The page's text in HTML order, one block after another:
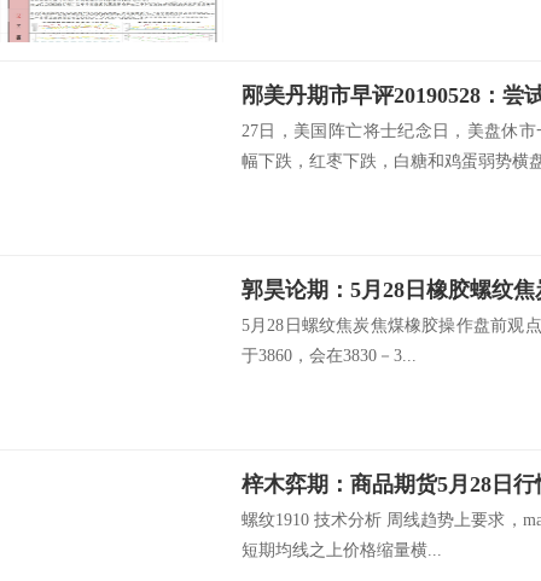
邴美丹期市早评20190528：尝
27日，美国阵亡将士纪念日，美盘休
幅下跌，红枣下跌，白糖和鸡蛋弱势横
郭昊论期：5月28日橡胶螺纹
5月28日螺纹焦炭焦煤橡胶操作盘前观
于3860，会在3830－3...
梓木弈期：商品期货5月28日
螺纹1910 技术分析 周线趋势上要求，
短期均线之上价格缩量横...